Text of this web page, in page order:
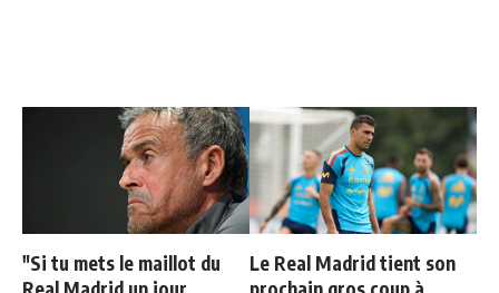
"Si tu mets le maillot du
Le Real Madrid tient son